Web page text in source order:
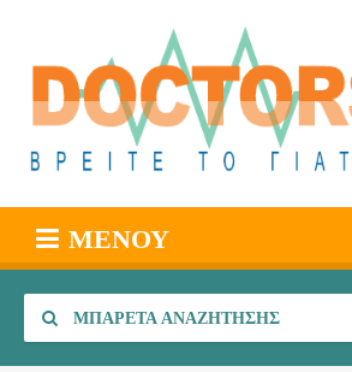
ΜΕΝΟΎ
ΜΠΑΡΈΤΑ ΑΝΑΖΉΤΗΣΗΣ